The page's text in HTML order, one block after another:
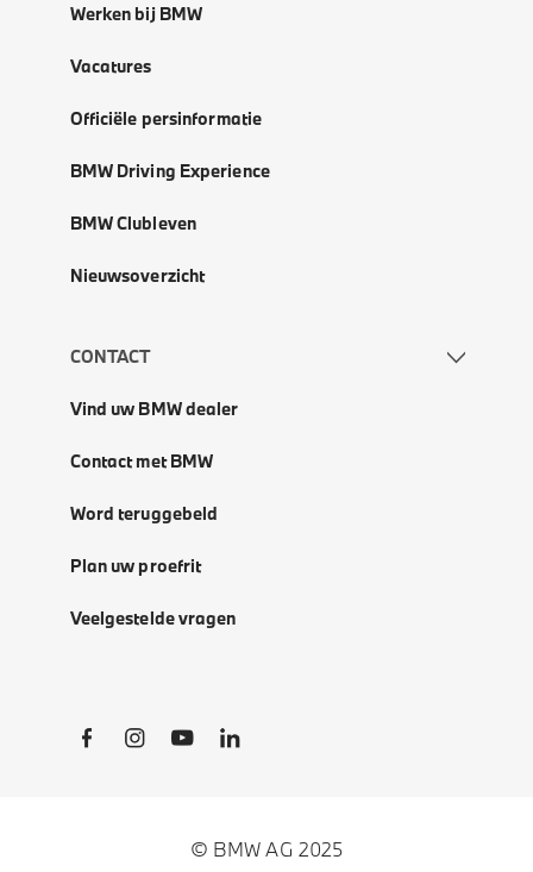
Werken bij BMW
Vacatures
Officiële persinformatie
BMW Driving Experience
BMW Clubleven
Nieuwsoverzicht
CONTACT
Vind uw BMW dealer
Contact met BMW
Word teruggebeld
Plan uw proefrit
Veelgestelde vragen
Social Links
© BMW AG 2025